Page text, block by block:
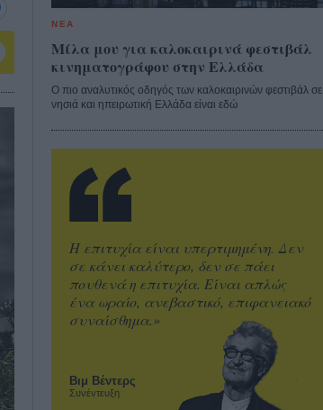
ΝΕΑ
Μίλα μου για καλοκαιρινά φεστιβάλ
κινηματογράφου στην Ελλάδα
Ο πιο αναλυτικός οδηγός των καλοκαιρινών φεστιβάλ σε
νησιά και ηπειρωτική Ελλάδα είναι εδώ
Βιμ Βέντερς
Συνέντευξη
Η επιτυχία είναι υπερτιμημένη. Δεν
σε κάνει καλύτερο, δεν σε πάει
πουθενά η επιτυχία. Είναι απλώς
ένα ωραίο, ανεβαστικό, επιφανειακό
συναίσθημα.»